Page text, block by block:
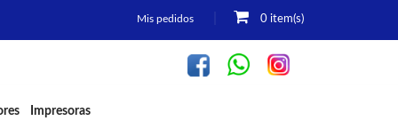
Mis pedidos 0 item(s)
Impresoras